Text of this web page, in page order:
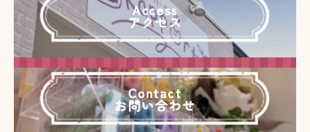
Access
アクセス
Contact
お問い合わせ